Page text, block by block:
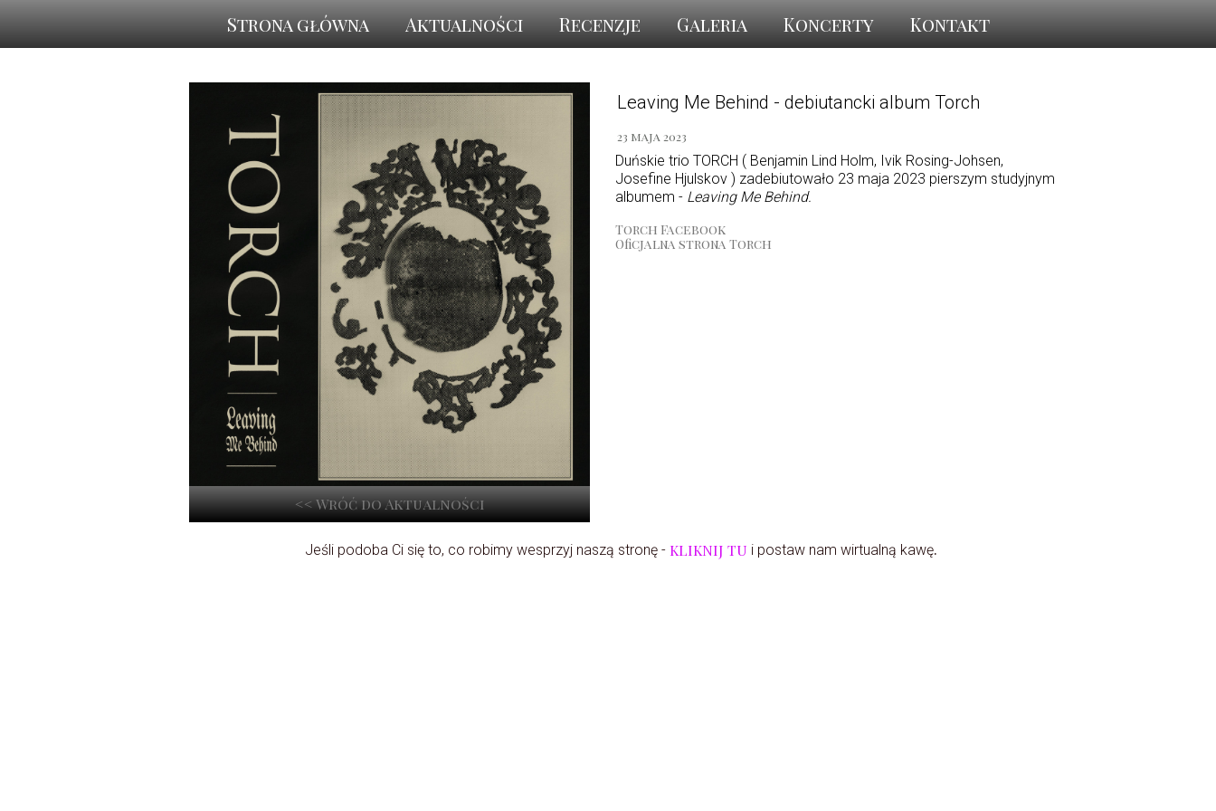
Jeśli podoba Ci się to, co robimy wesprzyj naszą stronę - KLIKNIJ TU i postaw nam wirtualną kawę.
Strona główna Aktualności Recenzje Galeria Koncerty Kontakt
Leaving Me Behind - debiutancki album Torch
<< Wróć do Aktualności
23 maja 2023
Duńskie trio TORCH ( Benjamin Lind Holm, Ivik Rosing-Johsen,
Josefine Hjulskov ) zadebiutowało 23 maja 2023 pierszym studyjnym
albumem - Leaving Me Behind.
Torch Facebook
Oficjalna strona Torch